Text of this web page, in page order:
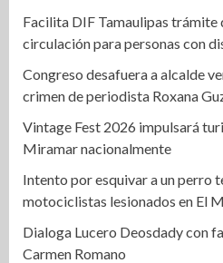
Facilita DIF Tamaulipas trámite
circulación para personas con
Congreso desafuera a alcalde
crimen de periodista Roxana
Vintage Fest 2026 impulsará
Miramar nacionalmente
Intento por esquivar a un perro
motociclistas lesionados en El
Dialoga Lucero Deosdady con
Carmen Romano